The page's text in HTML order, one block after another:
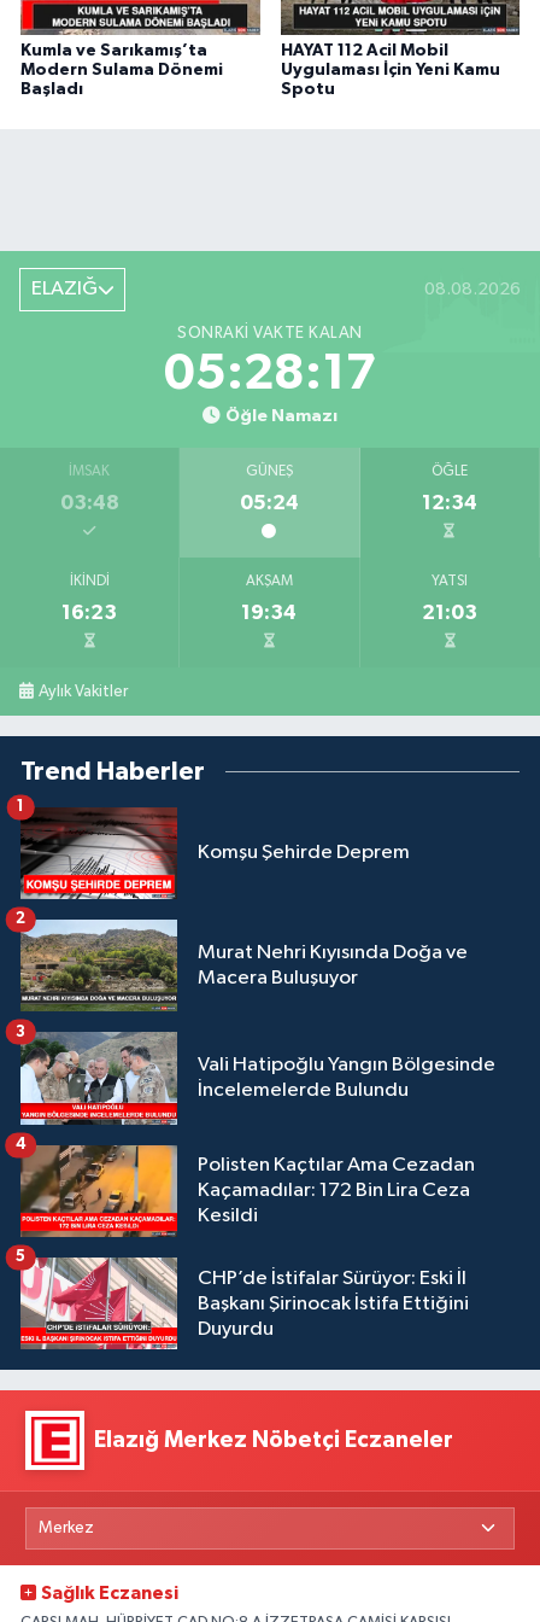
Kumla ve Sarıkamış’ta
Modern Sulama Dönemi
Başladı
HAYAT 112 Acil Mobil
Uygulaması İçin Yeni Kamu
Spotu
ELAZIĞ 08.08.2026
SONRAKI VAKTE KALAN
05:28:17
Öğle Namazı
İMSAK
03:48
GÜNEŞ
05:24
ÖĞLE
12:34
İKINDI
16:23
AKŞAM
19:34
YATSI
21:03
Aylık Vakitler
Trend Haberler
Komşu Şehirde Deprem
1
Murat Nehri Kıyısında Doğa ve
Macera Buluşuyor
2
Vali Hatipoğlu Yangın Bölgesinde
İncelemelerde Bulundu
3
Polisten Kaçtılar Ama Cezadan
Kaçamadılar: 172 Bin Lira Ceza
Kesildi
4
CHP’de İstifalar Sürüyor: Eski İl
Başkanı Şirinocak İstifa Ettiğini
Duyurdu
5
Elazığ Merkez Nöbetçi Eczaneler
Sağlık Eczanesi